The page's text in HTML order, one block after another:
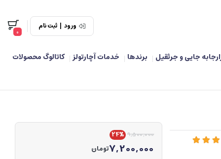
ورود | ثبت نام
0
جایی و جرثقیل برندها خدمات آچارتولز
کاتالوگ محصولات
9,500,000
24%
7,200,000تومان